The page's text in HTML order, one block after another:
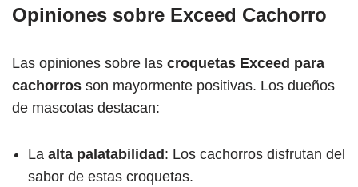
Opiniones sobre Exceed Cachorro
Las opiniones sobre las croquetas Exceed para
cachorros son mayormente positivas. Los dueños
de mascotas destacan:
La alta palatabilidad: Los cachorros disfrutan del
sabor de estas croquetas.